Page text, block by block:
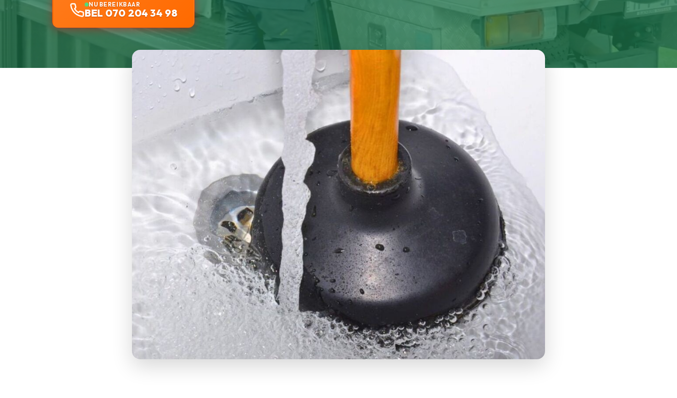
NU BEREIKBAAR
BEL 070 204 34 98